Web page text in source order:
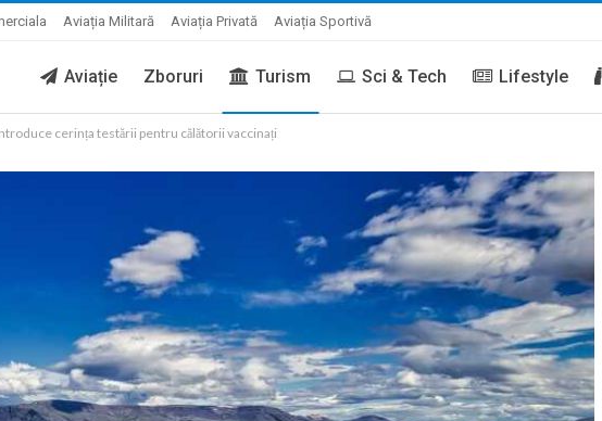
Aviația Militară Aviația Privată Aviația Sportivă
Aviație Zboruri Turism Sci & Tech Lifestyle
cerința testării pentru călătorii vaccinați